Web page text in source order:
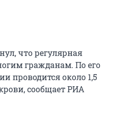
что регулярная
гражданам. По его
проводится около 1,5
сообщает РИА